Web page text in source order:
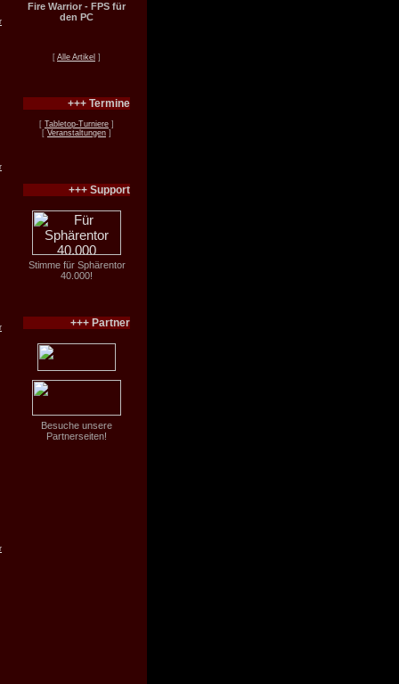
Fire Warrior - FPS für
den PC
[ Alle Artikel ]
+++ Termine
[ Tabletop-Turniere ]
[ Veranstaltungen ]
+++ Support
Stimme für Sphärentor
40.000!
+++ Partner
Besuche unsere
Partnerseiten!